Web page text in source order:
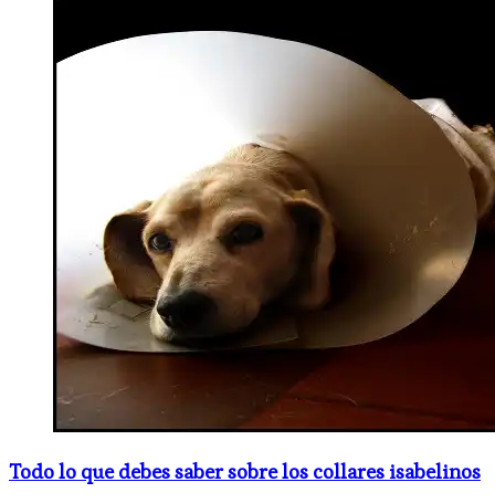
Todo lo que debes saber sobre los collares isabelinos